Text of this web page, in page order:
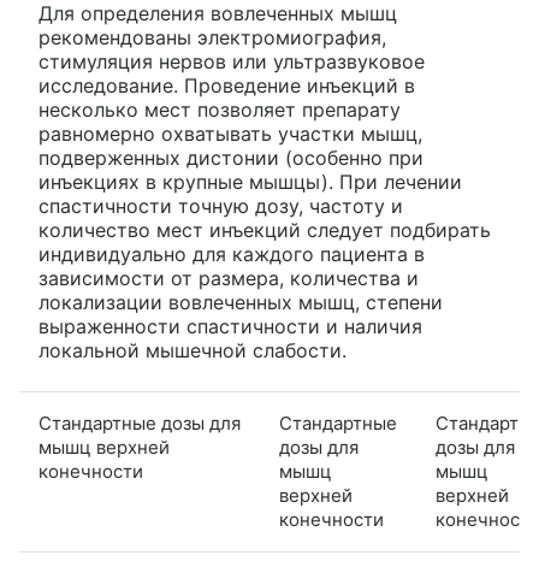
Для определения вовлеченных мышц
рекомендованы электромиография,
стимуляция нервов или ультразвуковое
исследование. Проведение инъекций в
несколько мест позволяет препарату
равномерно охватывать участки мышц,
подверженных дистонии (особенно при
инъекциях в крупные мышцы). При лечении
спастичности точную дозу, частоту и
количество мест инъекций следует подбирать
индивидуально для каждого пациента в
зависимости от размера, количества и
локализации вовлеченных мышц, степени
выраженности спастичности и наличия
локальной мышечной слабости.
Стандартные дозы для
мышц верхней
конечности
Стандартные
дозы для
мышц
верхней
конечности
дозы для
мышц
верхней
конечности